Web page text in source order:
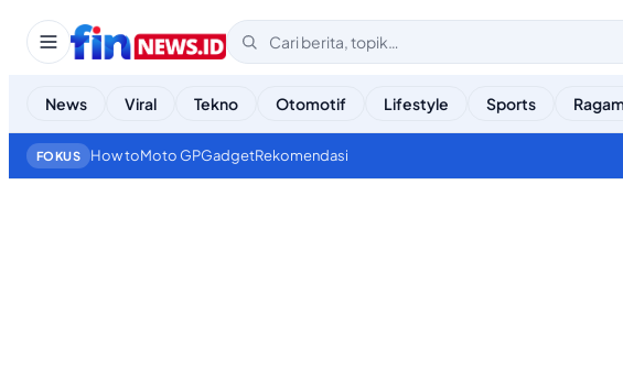
News Viral Tekno Otomotif Lifestyle Sports Ragam
FOKUS How toMoto GPGadgetRekomendasi